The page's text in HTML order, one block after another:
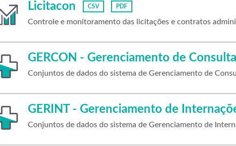
Licitacon CSV PDF
Controle e monitoramento das licitações e contratos
GERCON - Gerenciamento de
Conjuntos de dados do sistema de Gerenciamento de
GERINT - Gerenciamento de
Conjuntos de dados do sistema de Gerenciamento de